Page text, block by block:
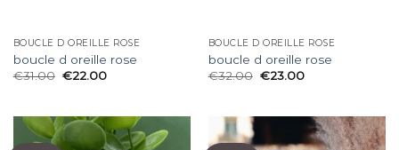
BOUCLE D OREILLE ROSE
boucle d oreille rose
€31.00 €22.00
BOUCLE D OREILLE ROSE
boucle d oreille rose
€32.00 €23.00